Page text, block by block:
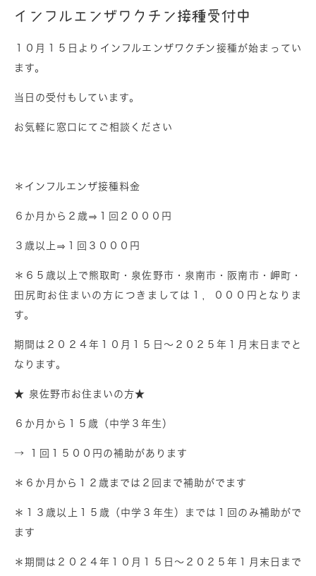
インフルエンザワクチン接種受付中
１０月１５日よりインフルエンザワクチン接種が始まってい
ます。
当日の受付もしています。
お気軽に窓口にてご相談ください
＊インフルエンザ接種料金
６か月から２歳⇒１回２０００円
３歳以上⇒１回３０００円
＊６５歳以上で熊取町・泉佐野市・泉南市・阪南市・岬町・
田尻町お住まいの方につきましては１，０００円となりま
す。
期間は２０２４年１０月１５日～２０２５年１月末日までと
なります。
★ 泉佐野市お住まいの方★
６か月から１５歳（中学３年生）
→ １回１５００円の補助があります
＊６か月から１２歳までは２回まで補助がでます
＊１３歳以上１５歳（中学３年生）までは１回のみ補助がで
ます
＊期間は２０２４年１０月１５日～２０２５年１月末日まで